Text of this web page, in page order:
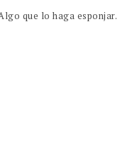
que lo haga esponjar.